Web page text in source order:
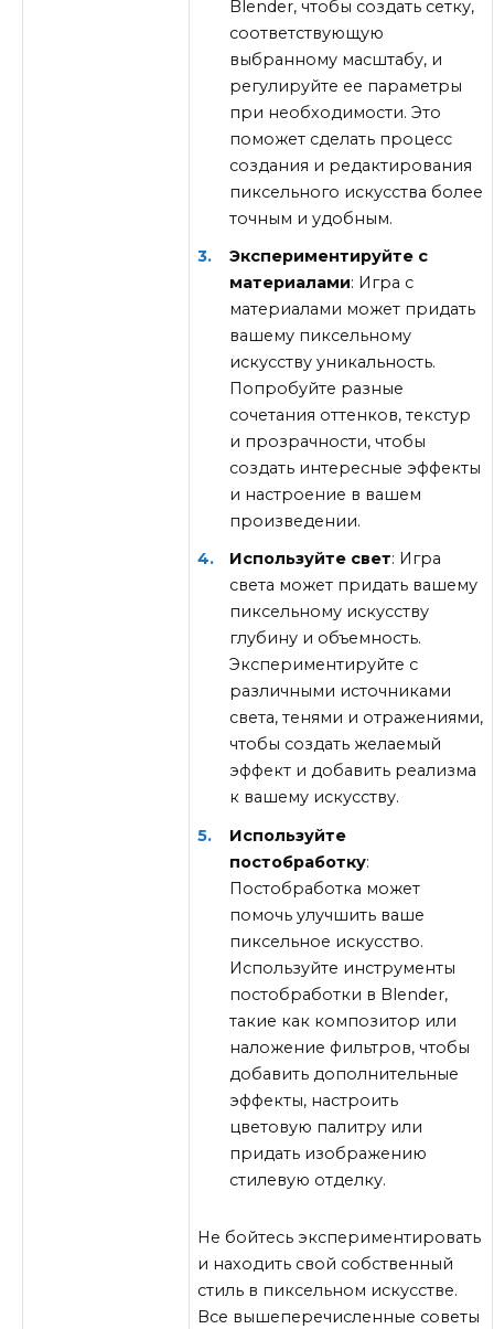
Blender, чтобы создать сетку,
соответствующую
выбранному масштабу, и
регулируйте ее параметры
при необходимости. Это
поможет сделать процесс
создания и редактирования
пиксельного искусства более
точным и удобным.
Экспериментируйте с
материалами: Игра с
материалами может придать
вашему пиксельному
искусству уникальность.
Попробуйте разные
сочетания оттенков, текстур
и прозрачности, чтобы
создать интересные эффекты
и настроение в вашем
произведении.
Используйте свет: Игра
света может придать вашему
пиксельному искусству
глубину и объемность.
Экспериментируйте с
различными источниками
света, тенями и отражениями,
чтобы создать желаемый
эффект и добавить реализма
к вашему искусству.
Используйте
постобработку:
Постобработка может
помочь улучшить ваше
пиксельное искусство.
Используйте инструменты
постобработки в Blender,
такие как композитор или
наложение фильтров, чтобы
добавить дополнительные
эффекты, настроить
цветовую палитру или
придать изображению
стилевую отделку.
Не бойтесь экспериментировать
и находить свой собственный
стиль в пиксельном искусстве.
Все вышеперечисленные советы